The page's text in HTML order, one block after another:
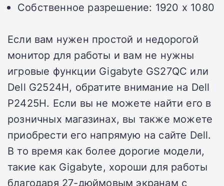
Собственное разрешение: 1920 x 1080
Если вам нужен простой и недорогой
монитор для работы и вам не нужны
игровые функции Gigabyte GS27QC или
Dell G2524H, обратите внимание на Dell
P2425H. Если вы не можете найти его в
розничных магазинах, вы также можете
приобрести его напрямую на сайте Dell.
В то время как более дорогие модели,
такие как Gigabyte, хороши для работы
благодаря 27-дюймовым экранам с